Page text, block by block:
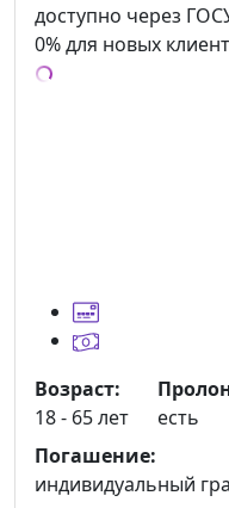
доступно через
0% для новых
Возраст:
18 - 65 лет
есть
Погашение:
индивидуальный